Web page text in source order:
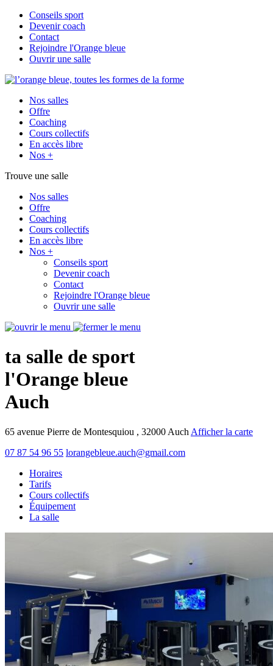
Conseils sport
Devenir coach
Contact
Rejoindre l'Orange bleue
Ouvrir une salle
Nos salles
Offre
Coaching
Cours collectifs
En accès libre
Nos +
Trouve une salle
Nos salles
Offre
Coaching
Cours collectifs
En accès libre
Nos +
Conseils sport
Devenir coach
Contact
Rejoindre l'Orange bleue
Ouvrir une salle
ta salle de sport
l'Orange bleue
Auch
65 avenue Pierre de Montesquiou , 32000 Auch Afficher la carte
07 87 54 96 55 lorangebleue.auch@gmail.com
Horaires
Tarifs
Cours collectifs
Équipement
La salle